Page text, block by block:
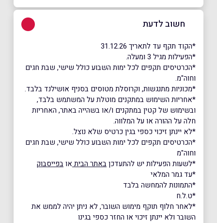
חשוב לדעת
*הקוד תקף עד לתאריך 31.12.26
*הפעילות מגיל 3 ומעלה.
*הכרטיסים תקפים לכל ימות השבוע כולל שישי, שבת חגים
וחוה"מ.
*מכוניות מתנגשות, וקרוסלת מטוסים בסניף אושילנד בלבד.
*אחריות השימוש במתקנים מוטלת על המשתמש בלבד,
ובשימוש של קטין במתקנים ו/או בשהייה באתר, האחריות
חלה על ההורה או על המלווה.
*לא יינתן זיכוי כספי בגין כרטיס שלא נוצל.
*הכרטיסים תקפים לכל ימות השבוע כולל שישי, שבת חגים
וחוה"מ
*לשעות הפעילות יש להתעדכןבאתר הבית אובפייסבוק
*עד גמר המלאי
*התמונות להמחשה בלבד
*ט.ל.ח
*לאחר חלוף תוקף מימוש השובר, לא ניתן יהיה לממש את
השובר ולא יינתן זיכוי או החזר כספי בגינו